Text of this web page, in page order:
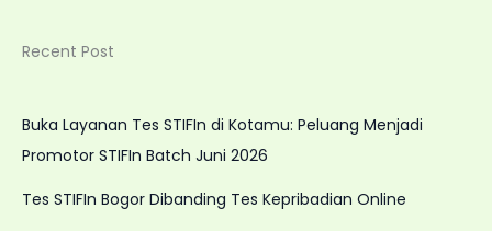
Recent Post
Buka Layanan Tes STIFIn di Kotamu: Peluang Menjadi
Promotor STIFIn Batch Juni 2026
Tes STIFIn Bogor Dibanding Tes Kepribadian Online